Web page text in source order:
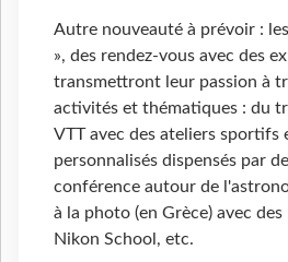
Autre nouveauté à prévoir :
», des rendez-vous avec des
transmettront leur passion à
activités et thématiques : du
VTT avec des ateliers sportifs
personnalisés dispensés par
conférence autour de
à la photo (en Grèce) avec
Nikon School, etc.